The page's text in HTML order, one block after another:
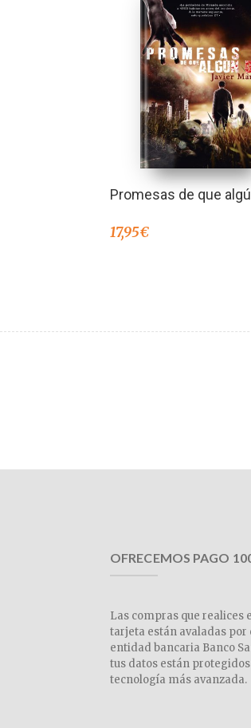
Promesas de que
17,95€
OFRECEMOS PAGO
Las compras que realices
tarjeta están avaladas por
entidad bancaria Banco
tus datos están
tecnología más avanzada.